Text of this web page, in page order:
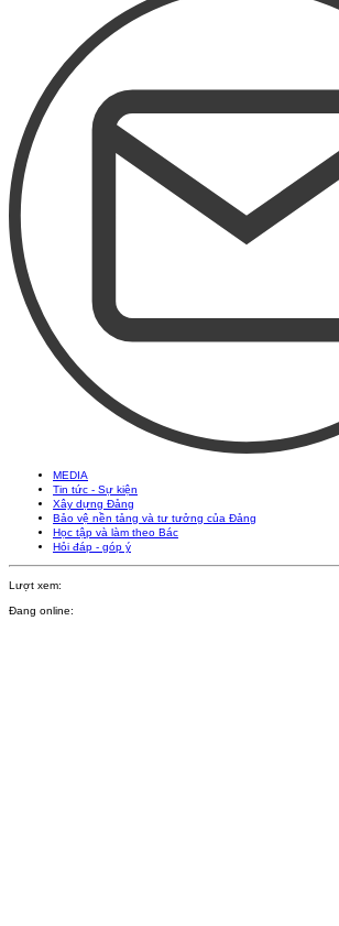
MEDIA
Tin tức - Sự kiện
Xây dựng Đảng
Bảo vệ nền tảng và tư tưởng của Đảng
Học tập và làm theo Bác
Hỏi đáp - góp ý
Lượt xem:
Đang online: